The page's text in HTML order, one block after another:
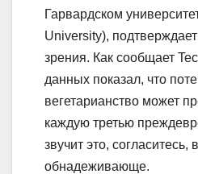
Гарвардском
University),
зрения. Как сообщает
данных показал, что
вегетарианство может
каждую третью
звучит это, согласитесь,
обнадеживающе.